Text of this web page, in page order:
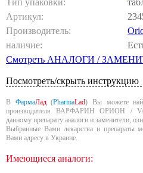
Артикул:
Производитель:
наличие:
Смотреть АНАЛОГИ /
Посмотреть/скрыть инструкцию
В ФармаЛад(PharmaLad) Вы можете
производителя ВАРФАРИН ОРИОН /
данному препарату аналоги и заменители,
Выбранные Вами лекарства и препараты
Вами адресу в Украине.
Имеющиеся аналоги: